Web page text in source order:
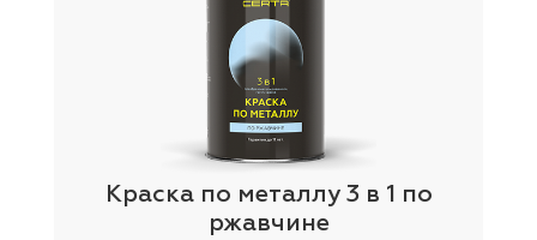
Краска по металлу 3 в 1 по
ржавчине